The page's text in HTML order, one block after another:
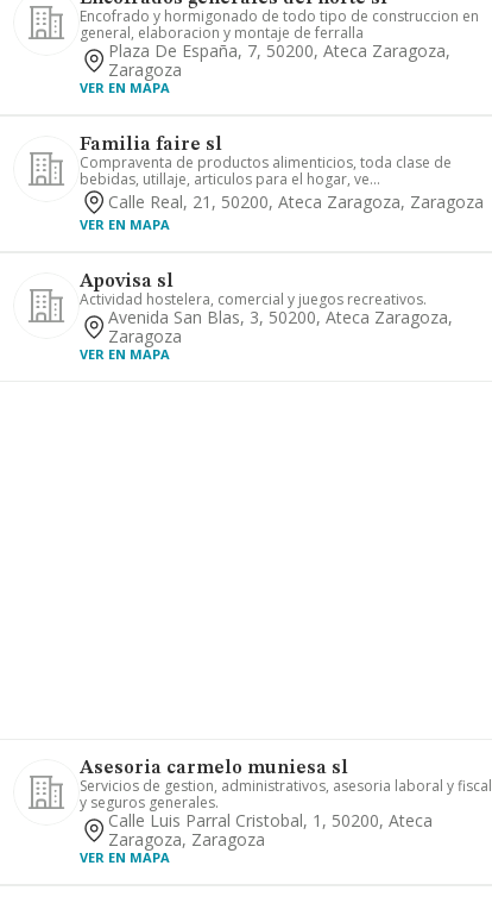
Encofrado y hormigonado de todo tipo de construccion en
general, elaboracion y montaje de ferralla
Plaza De España, 7, 50200, Ateca Zaragoza,
Zaragoza
VER EN MAPA
Familia faire sl
Compraventa de productos alimenticios, toda clase de
bebidas, utillaje, articulos para el hogar, ve...
Calle Real, 21, 50200, Ateca Zaragoza, Zaragoza
VER EN MAPA
Apovisa sl
Actividad hostelera, comercial y juegos recreativos.
Avenida San Blas, 3, 50200, Ateca Zaragoza,
Zaragoza
VER EN MAPA
Asesoria carmelo muniesa sl
Servicios de gestion, administrativos, asesoria laboral y fiscal
y seguros generales.
Calle Luis Parral Cristobal, 1, 50200, Ateca
Zaragoza, Zaragoza
VER EN MAPA